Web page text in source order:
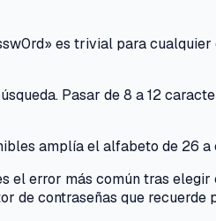
es trivial para
Pasar de 8 a 12
amplía el alfabeto de 26
el error más común tras
de contraseñas que recuerde